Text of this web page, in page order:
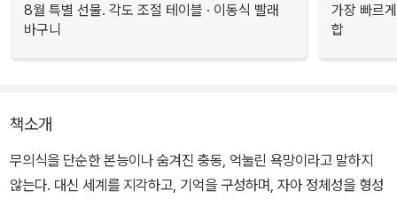
8월 특별 선물. 각도 조절 테이블 · 이동식 빨래
바구니
가장 빠르
합
책소개
무의식을 단순한 본능이나 숨겨진 충동, 억눌린 욕망이라고 말하지
않는다. 대신 세계를 지각하고, 기억을 구성하며, 자아 정체성을 형성